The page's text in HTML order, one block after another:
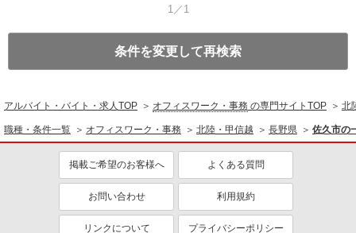
1／1
条件を変更して再検索
アルバイト・バイト・求人TOP オフィスワーク・事務 の専門サイトTOP 北
職種・条件一覧 オフィスワーク・事務 北陸・甲信越 長野県 佐久市の
掲載ご希望のお客様へ よくある質問
お問い合わせ 利用規約
リンクについて プライバシーポリシー